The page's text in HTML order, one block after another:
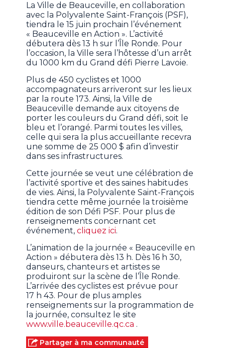
La Ville de Beauceville, en collaboration
avec la Polyvalente Saint-François (PSF),
tiendra le 15 juin prochain l’événement
« Beauceville en Action ». L’activité
débutera dès 13 h sur l’Île Ronde. Pour
l’occasion, la Ville sera l’hôtesse d’un arrêt
du 1000 km du Grand défi Pierre Lavoie.
Plus de 450 cyclistes et 1000
accompagnateurs arriveront sur les lieux
par la route 173. Ainsi, la Ville de
Beauceville demande aux citoyens de
porter les couleurs du Grand défi, soit le
bleu et l’orangé. Parmi toutes les villes,
celle qui sera la plus accueillante recevra
une somme de 25 000 $ afin d’investir
dans ses infrastructures.
Cette journée se veut une célébration de
l’activité sportive et des saines habitudes
de vies. Ainsi, la Polyvalente Saint-François
tiendra cette même journée la troisième
édition de son Défi PSF. Pour plus de
renseignements concernant cet
événement,cliquez ici.
L’animation de la journée « Beauceville en
Action » débutera dès 13 h. Dès 16 h 30,
danseurs, chanteurs et artistes se
produiront sur la scène de l’Île Ronde.
L’arrivée des cyclistes est prévue pour
17 h 43. Pour de plus amples
renseignements sur la programmation de
la journée, consultez le site
www.ville.beauceville.qc.ca .
Partager à ma communauté